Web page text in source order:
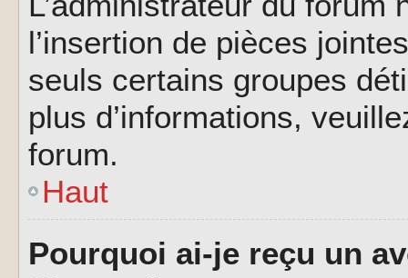
l’insertion de pièces
seuls certains groupes
plus d’informations,
forum.
Haut
Pourquoi ai-je reçu un